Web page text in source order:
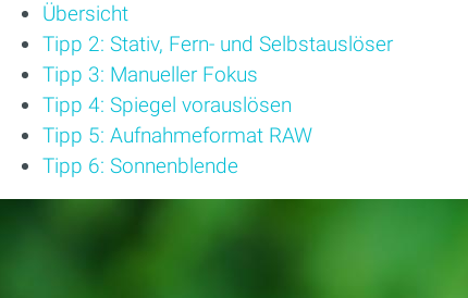
Übersicht
Tipp 2: Stativ, Fern- und Selbstauslöser
Tipp 3: Manueller Fokus
Tipp 4: Spiegel vorauslösen
Tipp 5: Aufnahmeformat RAW
Tipp 6: Sonnenblende